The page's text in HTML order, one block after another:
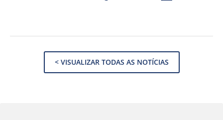
< VISUALIZAR TODAS AS NOTÍCIAS